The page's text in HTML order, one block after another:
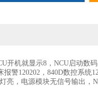
开机就显示8，NCU启动数
警120202，840D数控系统
亮，电源模块无信号输出，